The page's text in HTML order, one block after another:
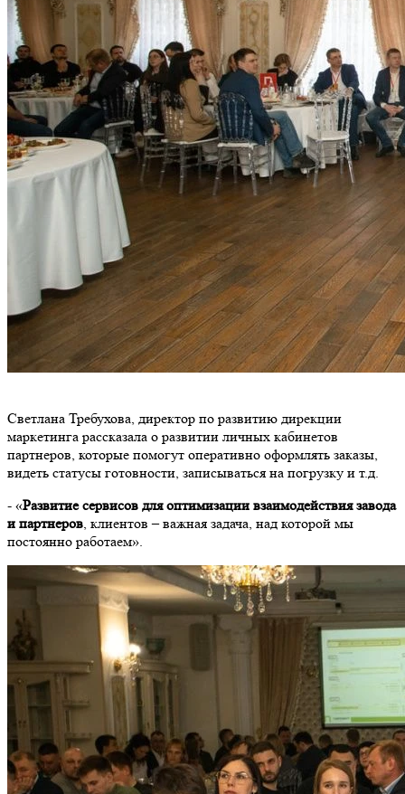
Светлана Требухова, директор по развитию дирекции
маркетинга рассказала о развитии личных кабинетов
партнеров, которые помогут оперативно оформлять заказы,
видеть статусы готовности, записываться на погрузку и т.д.
- «Развитие сервисов для оптимизации взаимодействия завода
и партнеров , клиентов – важная задача, над которой мы
постоянно работаем».